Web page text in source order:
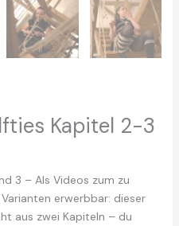
Kapitel 2-3
3 – Als Videos zum zu
erwerbbar: dieser
aus zwei Kapiteln – du